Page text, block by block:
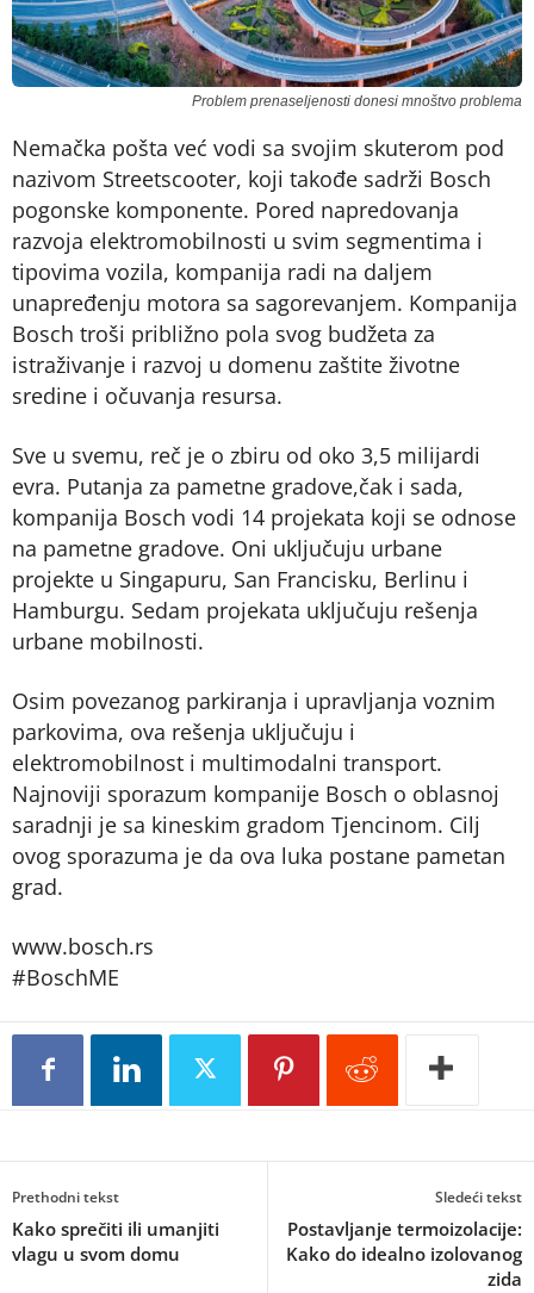
Problem prenaseljenosti donesi mnoštvo problema
Nemačka pošta već vodi sa svojim skuterom pod
nazivom Streetscooter, koji takođe sadrži Bosch
pogonske komponente. Pored napredovanja
razvoja elektromobilnosti u svim segmentima i
tipovima vozila, kompanija radi na daljem
unapređenju motora sa sagorevanjem. Kompanija
Bosch troši približno pola svog budžeta za
istraživanje i razvoj u domenu zaštite životne
sredine i očuvanja resursa.
Sve u svemu, reč je o zbiru od oko 3,5 milijardi
evra. Putanja za pametne gradove,čak i sada,
kompanija Bosch vodi 14 projekata koji se odnose
na pametne gradove. Oni uključuju urbane
projekte u Singapuru, San Francisku, Berlinu i
Hamburgu. Sedam projekata uključuju rešenja
urbane mobilnosti.
Osim povezanog parkiranja i upravljanja voznim
parkovima, ova rešenja uključuju i
elektromobilnost i multimodalni transport.
Najnoviji sporazum kompanije Bosch o oblasnoj
saradnji je sa kineskim gradom Tjencinom. Cilj
ovog sporazuma je da ova luka postane pametan
grad.
www.bosch.rs
#BoschME
Prethodni tekst
Kako sprečiti ili umanjiti
vlagu u svom domu
Sledeći tekst
Postavljanje termoizolacije:
Kako do idealno izolovanog
zida